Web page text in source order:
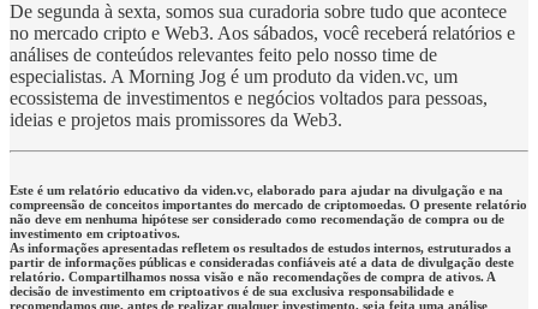
De segunda à sexta, somos sua curadoria sobre tudo que acontece
no mercado cripto e Web3. Aos sábados, você receberá relatórios e
análises de conteúdos relevantes feito pelo nosso time de
especialistas. A Morning Jog é um produto da viden.vc, um
ecossistema de investimentos e negócios voltados para pessoas,
ideias e projetos mais promissores da Web3.
Este é um relatório educativo da viden.vc, elaborado para ajudar na divulgação e na
compreensão de conceitos importantes do mercado de criptomoedas. O presente relatório
não deve em nenhuma hipótese ser considerado como recomendação de compra ou de
investimento em criptoativos.
As informações apresentadas refletem os resultados de estudos internos, estruturados a
partir de informações públicas e consideradas confiáveis até a data de divulgação deste
relatório. Compartilhamos nossa visão e não recomendações de compra de ativos. A
decisão de investimento em criptoativos é de sua exclusiva responsabilidade e
recomendamos que, antes de realizar qualquer investimento, seja feita uma análise